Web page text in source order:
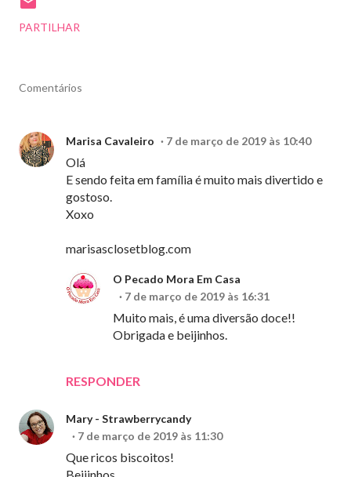
PARTILHAR
Comentários
Marisa Cavaleiro 7 de março de 2019 às 10:40
Olá
E sendo feita em família é muito mais divertido e
gostoso.
Xoxo
marisasclosetblog.com
RESPONDER
O Pecado Mora Em Casa
7 de março de 2019 às 16:31
Muito mais, é uma diversão doce!!
Obrigada e beijinhos.
Mary - Strawberrycandy
7 de março de 2019 às 11:30
Que ricos biscoitos!
Beijinhos,